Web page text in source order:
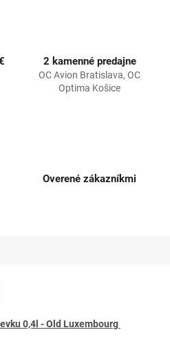
2 kamenné predajne
OC Avion Bratislava, OC
Optima Košice
Overené zákazníkmi
0,4l - Old Luxembourg